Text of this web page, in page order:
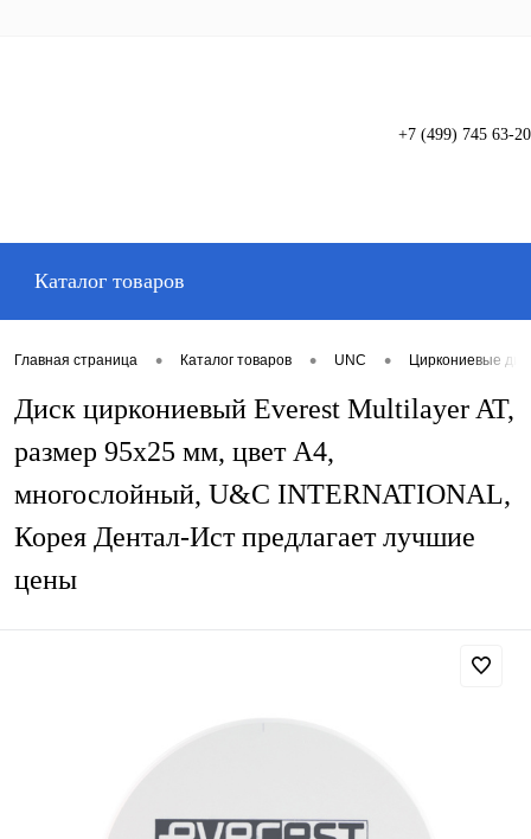
+7 (499) 745 63-20
Каталог товаров
Главная страница • Каталог товаров • UNC • Циркониевые
Диск циркониевый Everest Multilayer AT,
размер 95х25 мм, цвет A4,
многослойный, U&C INTERNATIONAL,
Корея Дентал-Ист предлагает лучшие
цены